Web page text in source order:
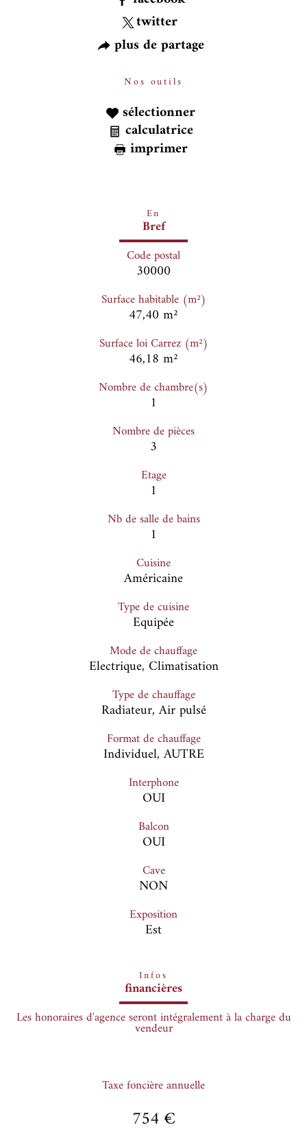
En
Bref
Code postal
30000
Surface habitable (m²)
47,40 m²
Surface loi Carrez (m²)
46,18 m²
Nombre de chambre(s)
1
Nombre de pièces
3
Etage
1
Nb de salle de bains
1
Cuisine
Américaine
Type de cuisine
Equipée
Mode de chauffage
Electrique, Climatisation
Type de chauffage
Radiateur, Air pulsé
Format de chauffage
Individuel, AUTRE
Interphone
OUI
Balcon
OUI
Cave
NON
Exposition
Est
Infos
financières
Les honoraires d'agence seront intégralement à la charge du
vendeur
Taxe foncière annuelle
754 €
twitter
plus de partage
Nos outils
sélectionner
calculatrice
imprimer